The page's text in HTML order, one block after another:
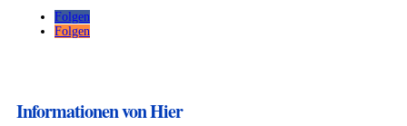
Folgen
Folgen
Informationen von Hier